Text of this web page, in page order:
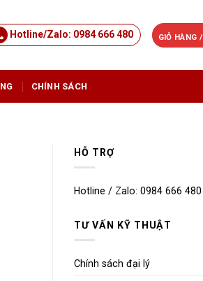
Hotline/Zalo: 0984 666 480 GIỎ HÀNG /
CHÍNH SÁCH
HỖ TRỢ
Hotline / Zalo: 0984 666 480
TƯ VẤN KỸ THUẬT
Chính sách đại lý